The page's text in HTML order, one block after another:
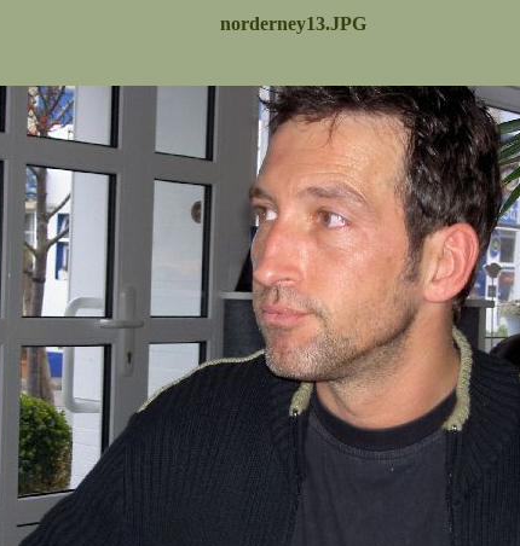
norderney13.JPG